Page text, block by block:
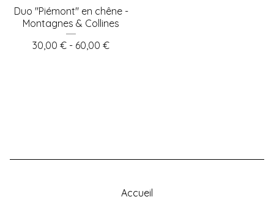
Duo "Piémont" en chêne -
Montagnes & Collines
30,00 € - 60,00 €
Accueil